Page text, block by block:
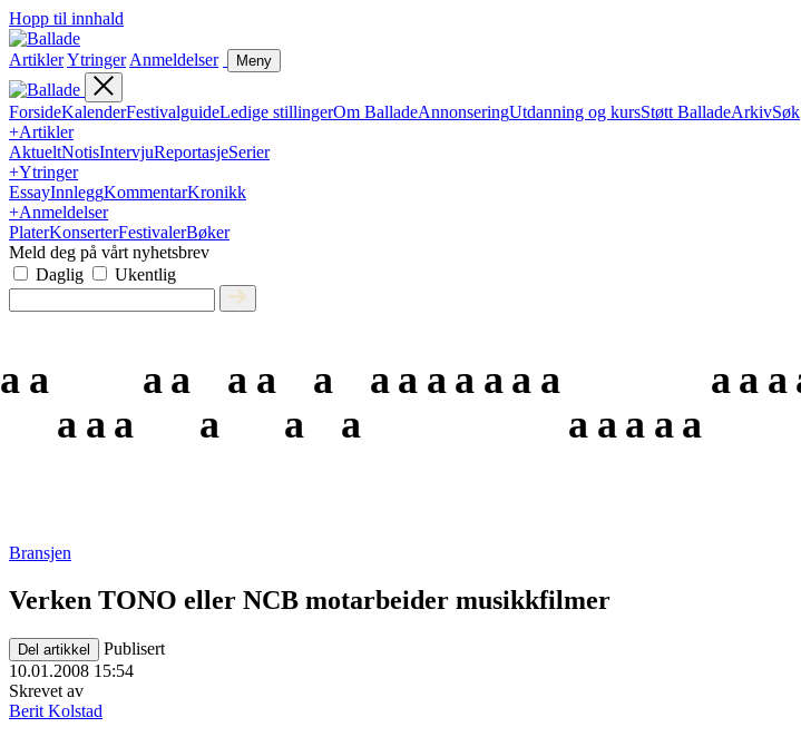
Hopp til innhald
ArtiklerYtringer Anmeldelser Meny
ForsideKalenderFestivalguideLedige stillingerOm BalladeAnnonseringUtdanning og kursStøtt BalladeArkivSøk
+Artikler
AktueltNotisIntervjuReportasjeSerier
+Ytringer
EssayInnleggKommentarKronikk
+Anmeldelser
PlaterKonserterFestivalerBøker
Meld deg på vårt nyhetsbrev
Daglig
Ukentlig
a
Bransjen
Verken TONO eller NCB motarbeider musikkfilmer
Del artikkel
Publisert
10.01.2008 15:54
Skrevet av
Berit Kolstad